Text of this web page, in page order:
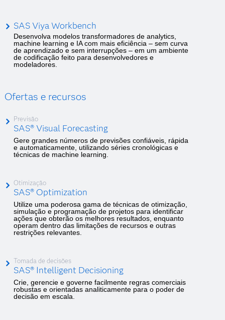
SAS Viya Workbench
Desenvolva modelos transformadores de analytics,
machine learning e IA com mais eficiência – sem curva
de aprendizado e sem interrupções – em um ambiente
de codificação feito para desenvolvedores e
modeladores.
Ofertas e recursos
Previsão
SAS® Visual Forecasting
Gere grandes números de previsões confiáveis, rápida
e automaticamente, utilizando séries cronológicas e
técnicas de machine learning.
Otimização
SAS® Optimization
Utilize uma poderosa gama de técnicas de otimização,
simulação e programação de projetos para identificar
ações que obterão os melhores resultados, enquanto
operam dentro das limitações de recursos e outras
restrições relevantes.
Tomada de decisões
SAS® Intelligent Decisioning
Crie, gerencie e governe facilmente regras comerciais
robustas e orientadas analiticamente para o poder de
decisão em escala.